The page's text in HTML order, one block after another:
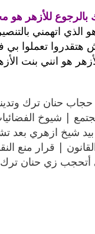
للأزهر
اتهمني بالتنصير
تعملوا بي
هو انني بنت
حجاب حنان ترك
| شيوخ
شيخ ازهري بعد
| قرار منع
أتحجب زي حنان ترك